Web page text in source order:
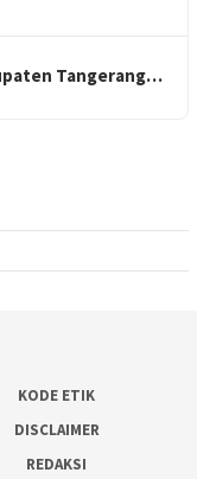
Tangerang…
KODE ETIK
DISCLAIMER
REDAKSI